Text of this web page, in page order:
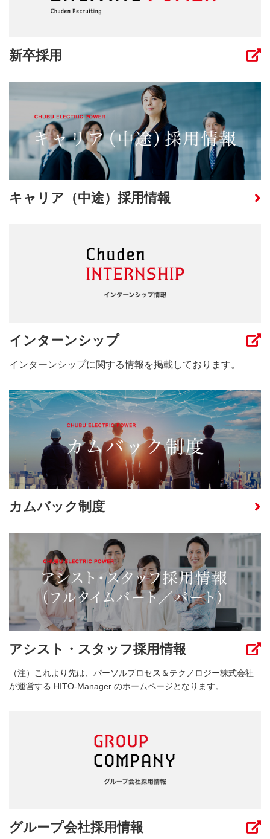
新卒採用
キャリア（中途）採用情報
インターンシップ
インターンシップに関する情報を掲載しております。
カムバック制度
アシスト・スタッフ採用情報
（注）これより先は、パーソルプロセス＆テクノロジー株式会社
が運営する HITO-Manager のホームページとなります。
グループ会社採用情報